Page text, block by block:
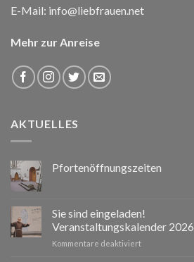
E-Mail: info@liebfrauen.net
Mehr zur Anreise
AKTUELLES
Pfortenöffnungszeiten
Sie sind eingeladen!
Veranstaltungskalender 2026
Kommentare deaktiviertfür